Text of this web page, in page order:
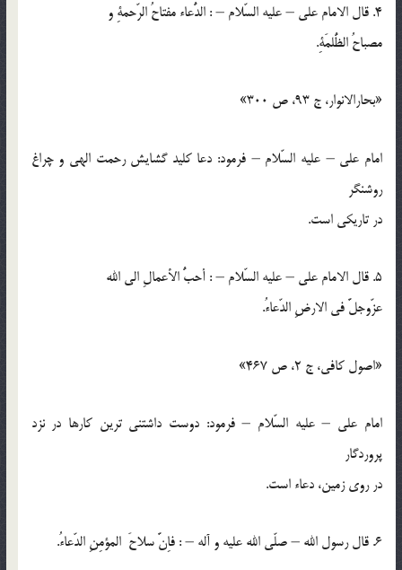
4. قال الامام علي – عليه السّلام – : الدُّعاء مفتاحُ الرّحمةِ و
مصباحُ الظُّلمَةِ.
«بحارالانوار، ج 93، ص 300»
امام علي – عليه السّلام – فرمود: دعا كليد گشايش رحمت الهي و چراغ
روشنگر
در تاريكي است.
5. قال الامام علي – عليه السّلام – : أحبُّ الأعمالِ الي الله
عزّوجلَّ في الارضِ الدّعاءُ.
«اصول کافي، ج 2، ص 467»
امام علي – عليه السّلام – فرمود: دوست داشتني ترين كارها در نزد
پروردگار
در روي زمين، دعاء است.
6. قال رسول الله – صلّي الله عليه و آله – : فاِنَّ سلاحَ المؤمِنِ الدّعاءُ.